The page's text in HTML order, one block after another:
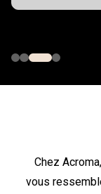
Chez
vous